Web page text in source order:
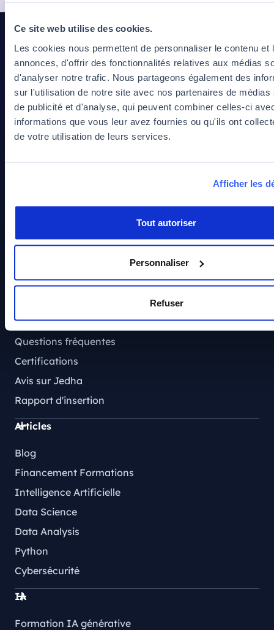
Ce site web utilise des cookies.
Les cookies nous permettent de personnaliser le contenu et
annonces, d'offrir des fonctionnalités relatives aux médias
d'analyser notre trafic. Nous partageons également des
sur l'utilisation de notre site avec nos partenaires de médias
de publicité et d'analyse, qui peuvent combiner celles-ci
informations que vous leur avez fournies ou qu'ils ont
de votre utilisation de leurs services.
Afficher les
Tout autoriser
Personnaliser
Refuser
116 Rue du Faubourg Saint-Martin
Échangez avec notre équipe d'admissions
Tarifs
Questions fréquentes
Certifications
Avis sur Jedha
Rapport d'insertion
Articles
Blog
Financement Formations
Intelligence Artificielle
Data Science
Data Analysis
Python
Cybersécurité
IA
Formation IA générative